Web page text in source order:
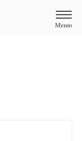
Меню
Меню